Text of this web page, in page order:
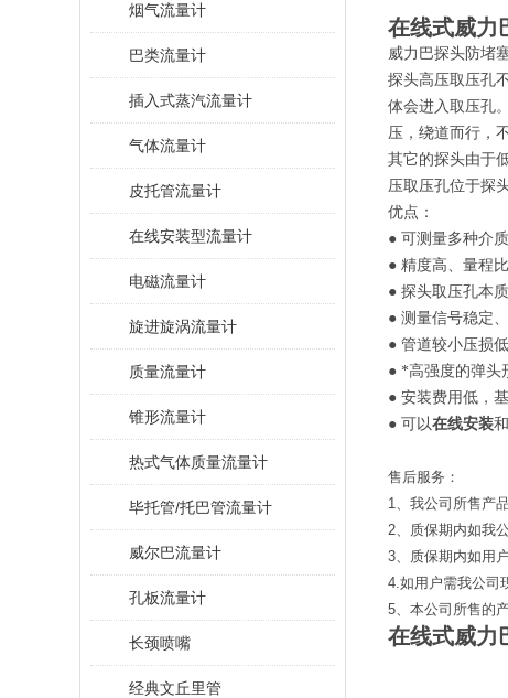
烟气流量计
巴类流量计
插入式蒸汽流量计
气体流量计
皮托管流量计
在线安装型流量计
电磁流量计
旋进旋涡流量计
质量流量计
锥形流量计
热式气体质量流量计
毕托管/托巴管流量计
威尔巴流量计
孔板流量计
长颈喷嘴
经典文丘里管
在线式威力
威力巴探头防堵
探头高压取压孔
体会进入取压孔
压，绕道而行，
其它的探头由于
压取压孔位于探
优点：
● 可测量多种介
● 精度高、量程
● 探头取压孔本
● 测量信号稳定
● 管道较小压损低
● *高强度的弹头
● 安装费用低，
● 可以在线安装
售后服务：
1、我公司所售产
2、质保期内如我
3、质保期内如用
4.如用户需我公司
5、本公司所售的
在线式威力